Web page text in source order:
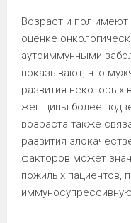
Возраст и пол имеют
оценке
аутоиммунными
показывают, что
развития некоторых
женщины более
возраста также
развития
факторов может
пожилых пациентов,